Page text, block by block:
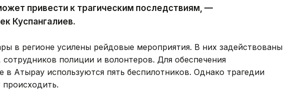
привести к трагическим последствиям, —
Куспангалиев.
в регионе усилены рейдовые мероприятия. В них задействованы
сотрудников полиции и волонтеров. Для обеспечения
в Атырау используются пять беспилотников. Однако трагедии
происходить.